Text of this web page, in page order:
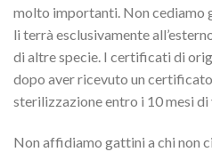
molto importanti. Non cediamo
li terrà esclusivamente
di altre specie. I certificati di
dopo aver ricevuto un
sterilizzazione entro i 10 mesi di
Non affidiamo gattini a chi non